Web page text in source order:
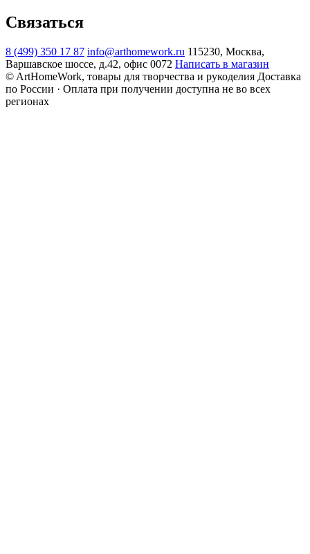
Связаться
8 (499) 350 17 87 info@arthomework.ru 115230, Москва,
Варшавское шоссе, д.42, офис 0072 Написать в магазин
© ArtHomeWork, товары для творчества и рукоделия Доставка
по России · Оплата при получении доступна не во всех
регионах